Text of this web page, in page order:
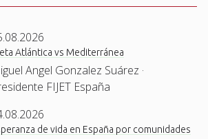
Atlántica vs Mediterránea
Angel Gonzalez Suárez ·
FIJET España
de vida en España por comunidades